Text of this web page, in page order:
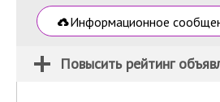
Информационное
Повысить рейтинг